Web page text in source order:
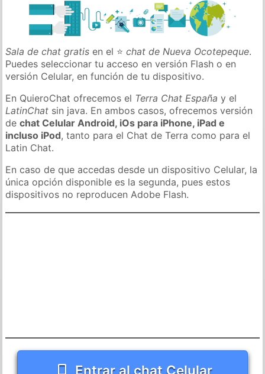
Sala de chat gratis en el ⭐chat de Nueva Ocotepeque.
Puedes seleccionar tu acceso en versión Flash o en
versión Celular, en función de tu dispositivo.
En QuieroChat ofrecemos el Terra Chat España y el
LatinChat sin java. En ambos casos, ofrecemos versión
dechat Celular Android, iOs para iPhone, iPad e
incluso iPod, tanto para el Chat de Terra como para el
Latin Chat.
En caso de que accedas desde un dispositivo Celular, la
única opción disponible es la segunda, pues estos
dispositivos no reproducen Adobe Flash.
Entrar al chat Celular